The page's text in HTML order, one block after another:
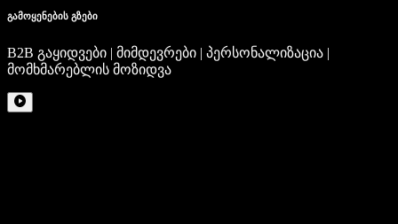
გამოყენების გზები
B2B გაყიდვები | მიმდევრები | პერსონალიზაცია |
მომხმარებლის მოზიდვა